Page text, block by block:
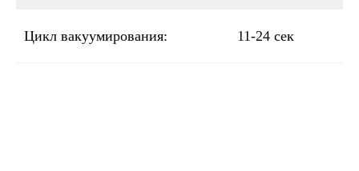
Цикл вакуумирования: 11-24 сек